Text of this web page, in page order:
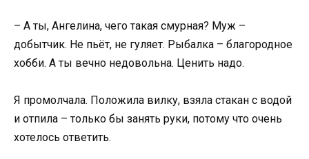
– А ты, Ангелина, чего такая смурная? Муж –
добытчик. Не пьёт, не гуляет. Рыбалка – благородное
хобби. А ты вечно недовольна. Ценить надо.
Я промолчала. Положила вилку, взяла стакан с водой
и отпила – только бы занять руки, потому что очень
хотелось ответить.